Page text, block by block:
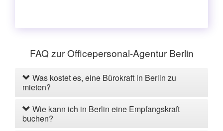
FAQ zur Officepersonal-Agentur Berlin
Was kostet es, eine Bürokraft in Berlin zu
mieten?
Wie kann ich in Berlin eine Empfangskraft
buchen?